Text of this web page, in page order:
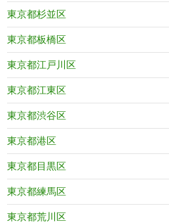
東京都杉並区
東京都板橋区
東京都江戸川区
東京都江東区
東京都渋谷区
東京都港区
東京都目黒区
東京都練馬区
東京都荒川区